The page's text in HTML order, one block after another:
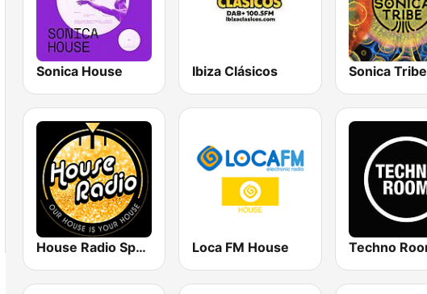
Sonica House Ibiza Clásicos Sonica Tribe
House Radio Spain Loca FM House